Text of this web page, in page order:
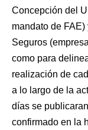
Concepción del
mandato de
Seguros
como para
realización de
a lo largo de la
días se
confirmado en la